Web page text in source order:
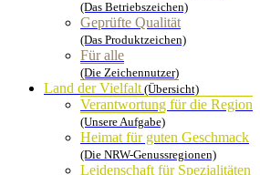
(Das Betriebszeichen)
Geprüfte Qualität
(Das Produktzeichen)
Für alle
(Die Zeichennutzer)
Land der Vielfalt(Übersicht)
Verantwortung für die Region
(Unsere Aufgabe)
Heimat für guten Geschmack
(Die NRW-Genussregionen)
Leidenschaft für Spezialitäten